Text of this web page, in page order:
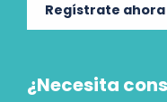
Regístrate ahora
¿Necesita